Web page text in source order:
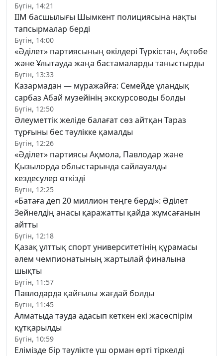
Бүгін, 14:21
ІІМ басшылығы Шымкент полициясына нақты
тапсырмалар берді
Бүгін, 14:00
«Әділет» партиясының өкілдері Түркістан, Ақтөбе
және Ұлытауда жаңа бастамаларды таныстырды
Бүгін, 13:33
Казармадан — мұражайға: Семейде ұландық
сарбаз Абай музейінің экскурсоводы болды
Бүгін, 12:50
Әлеуметтік желіде балағат сөз айтқан Тараз
тұрғыны бес тәулікке қамалды
Бүгін, 12:26
«Әділет» партиясы Ақмола, Павлодар және
Қызылорда облыстарында сайлауалды
кездесулер өткізді
Бүгін, 12:25
«Батаға деп 20 миллион теңге берді»: Әділет
Зейнелдің анасы қаражатты қайда жұмсағанын
айтты
Бүгін, 12:18
Қазақ ұлттық спорт университетінің құрамасы
әлем чемпионатының жартылай финалына
шықты
Бүгін, 11:57
Павлодарда қайғылы жағдай болды
Бүгін, 11:45
Алматыда тауда адасып кеткен екі жасөспірім
құтқарылды
Бүгін, 10:59
Елімізде бір тәулікте үш орман өрті тіркелді